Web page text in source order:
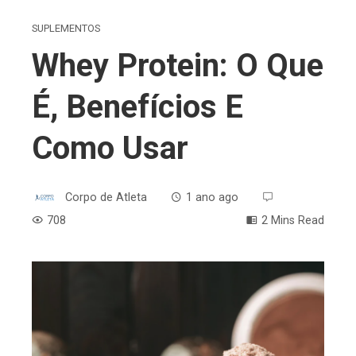
SUPLEMENTOS
Whey Protein: O Que
É, Benefícios E
Como Usar
Corpo de Atleta
1 ano ago
708
2 Mins Read